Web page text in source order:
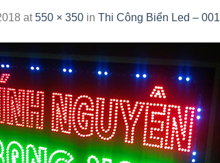
at550 × 350 in Thi Công Biển Led – 001